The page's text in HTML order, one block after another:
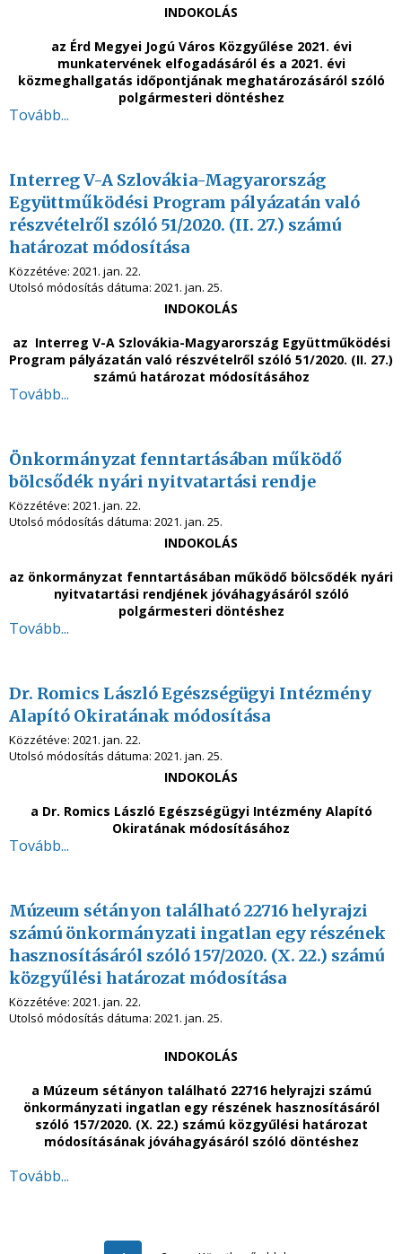
INDOKOLÁS
az Érd Megyei Jogú Város Közgyűlése 2021. évi
munkatervének elfogadásáról és a 2021. évi
közmeghallgatás időpontjának meghatározásáról szóló
polgármesteri döntéshez
Tovább...
Interreg V-A Szlovákia-Magyarország
Együttműködési Program pályázatán való
részvételről szóló 51/2020. (II. 27.) számú
határozat módosítása
Közzétéve: 2021. jan. 22.
Utolsó módosítás dátuma: 2021. jan. 25.
INDOKOLÁS
az Interreg V-A Szlovákia-Magyarország Együttműködési
Program pályázatán való részvételről szóló 51/2020. (II. 27.)
számú határozat módosításához
Tovább...
Önkormányzat fenntartásában működő
bölcsődék nyári nyitvatartási rendje
Közzétéve: 2021. jan. 22.
Utolsó módosítás dátuma: 2021. jan. 25.
INDOKOLÁS
az önkormányzat fenntartásában működő bölcsődék nyári
nyitvatartási rendjének jóváhagyásáról szóló
polgármesteri döntéshez
Tovább...
Dr. Romics László Egészségügyi Intézmény
Alapító Okiratának módosítása
Közzétéve: 2021. jan. 22.
Utolsó módosítás dátuma: 2021. jan. 25.
INDOKOLÁS
a Dr. Romics László Egészségügyi Intézmény Alapító
Okiratának módosításához
Tovább...
Múzeum sétányon található 22716 helyrajzi
számú önkormányzati ingatlan egy részének
hasznosításáról szóló 157/2020. (X. 22.) számú
közgyűlési határozat módosítása
Közzétéve: 2021. jan. 22.
Utolsó módosítás dátuma: 2021. jan. 25.
INDOKOLÁS
a Múzeum sétányon található 22716 helyrajzi számú
önkormányzati ingatlan egy részének hasznosításáról
szóló 157/2020. (X. 22.) számú közgyűlési határozat
módosításának jóváhagyásáról szóló döntéshez
Tovább...